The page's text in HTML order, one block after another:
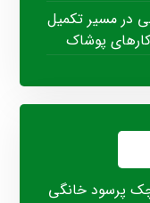
در مسیر تکمیل
پوشاک
پرسود خانگی